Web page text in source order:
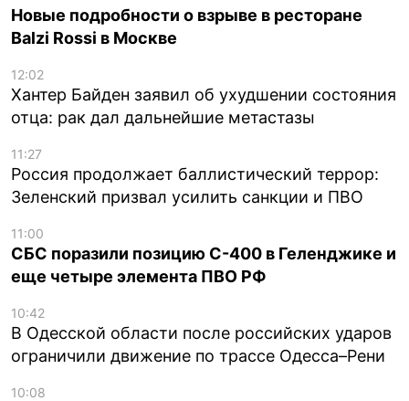
Новые подробности о взрыве в ресторане
Balzi Rossi в Москве
12:02
Хантер Байден заявил об ухудшении состояния
отца: рак дал дальнейшие метастазы
11:27
Россия продолжает баллистический террор:
Зеленский призвал усилить санкции и ПВО
11:00
СБС поразили позицию С-400 в Геленджике и
еще четыре элемента ПВО РФ
10:42
В Одесской области после российских ударов
ограничили движение по трассе Одесса–Рени
10:08